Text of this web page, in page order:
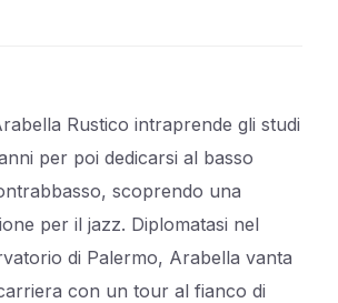
Rustico intraprende gli studi
per poi dedicarsi al basso
scoprendo una
per il jazz. Diplomatasi nel
di Palermo, Arabella vanta
con un tour al fianco di